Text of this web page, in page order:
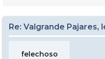
Re: Valgrande Pajares,
felechoso